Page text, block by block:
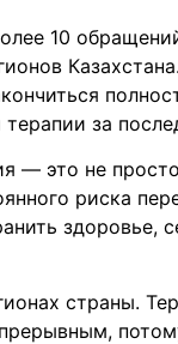
10
за
— это не
риска
здоровье,
страны.